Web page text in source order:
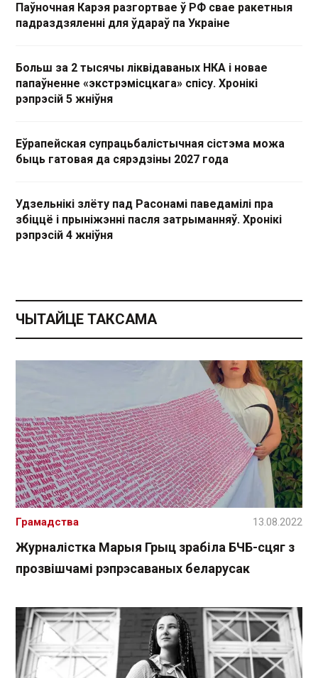
Паўночная Карэя разгортвае ў РФ свае ракетныя
падраздзяленні для ўдараў па Украіне
Больш за 2 тысячы ліквідаваных НКА і новае
папаўненне «экстрэмісцкага» спісу. Хронікі
рэпрэсій 5 жніўня
Еўрапейская супрацьбалістычная сістэма можа
быць гатовая да сярэдзіны 2027 года
Удзельнікі злёту пад Расонамі паведамілі пра
збіццё і прыніжэнні пасля затрыманняў. Хронікі
рэпрэсій 4 жніўня
ЧЫТАЙЦЕ ТАКСАМА
Журналістка Марыя Грыц зрабіла БЧБ-сцяг з
прозвішчамі рэпрэсаваных беларусак
Грамадства 13.08.2022